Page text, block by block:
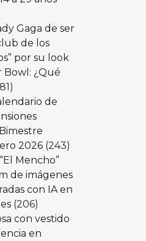
Gaga de ser
de los
por su look
Bowl: ¿Qué
de
2026 (243)
Mencho”
de imágenes
con IA en
(206)
con vestido
en